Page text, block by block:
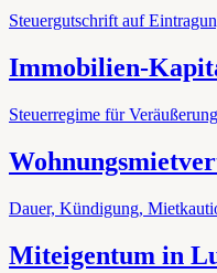
Steuergutschrift auf
Immobilien-
Steuerregime für
Dauer, Kündigung,
Miteigentum in